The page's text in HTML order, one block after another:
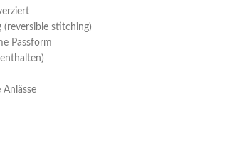
(reversible stitching)
Passform